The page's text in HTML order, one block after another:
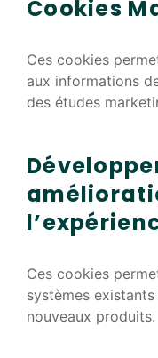
Cookies
Ces cookies
aux informations
des études
Ces cookies
systèmes
nouveaux produits.